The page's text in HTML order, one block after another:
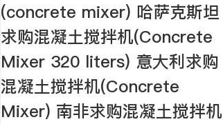
(concrete mixer) 哈萨克斯坦
求购混凝土搅拌机(Concrete
Mixer 320 liters) 意大利求购
混凝土搅拌机(Concrete
Mixer) 南非求购混凝土搅拌机